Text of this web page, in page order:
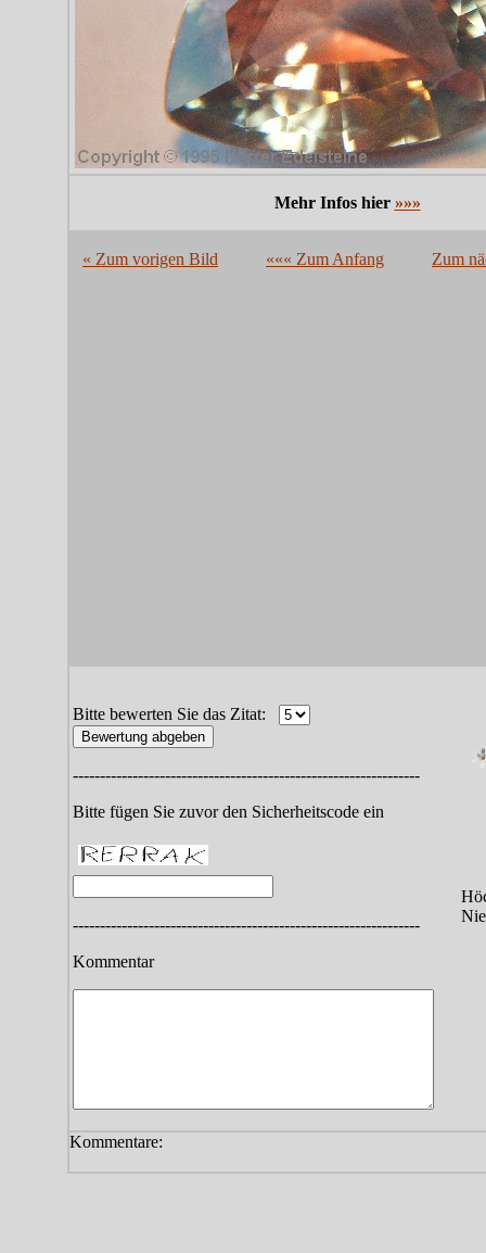
Mehr Infos hier »»»
« Zum vorigen Bild ««« Zum Anfang Zum
Bitte bewerten Sie das Zitat:
----------------------------------------------------------------
Bitte fügen Sie zuvor den Sicherheitscode ein
----------------------------------------------------------------
Kommentar
Kommentare: